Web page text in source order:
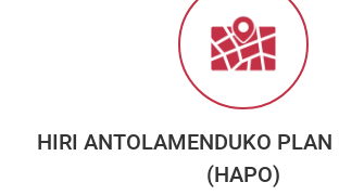
HIRI ANTOLAMENDUKO PLAN
(HAPO)